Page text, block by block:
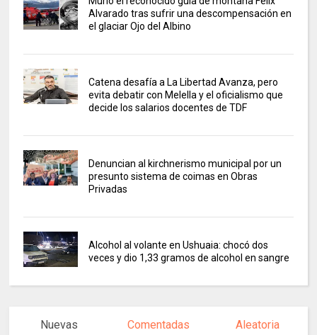
Alvarado tras sufrir una descompensación en
el glaciar Ojo del Albino
Catena desafía a La Libertad Avanza, pero
evita debatir con Melella y el oficialismo que
decide los salarios docentes de TDF
Denuncian al kirchnerismo municipal por un
presunto sistema de coimas en Obras
Privadas
Alcohol al volante en Ushuaia: chocó dos
veces y dio 1,33 gramos de alcohol en sangre
Nuevas Comentadas Aleatoria